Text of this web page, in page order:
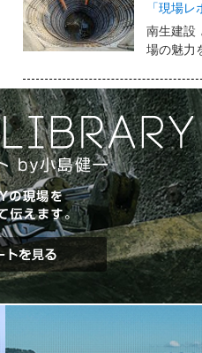
「現場
南生建設
場の魅力